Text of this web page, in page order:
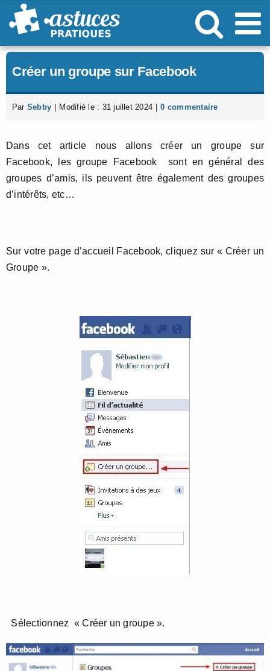
Passer
au
Créer un groupe sur Facebook
Par Sebby Modifié le : 31 juillet 2024 0 commentaire
Dans cet article nous allons créer un groupe sur
Facebook, les groupe Facebook sont en général des
groupes d’amis, ils peuvent être également des groupes
d’intérêts, etc…
Sur votre page d’accueil Facebook, cliquez sur « Créer un
Groupe ».
Sélectionnez « Créer un groupe ».